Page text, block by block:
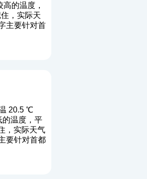
的温度，
，实际天
主要针对首
20.5 ℃
温度，平
，实际天气
要针对首都